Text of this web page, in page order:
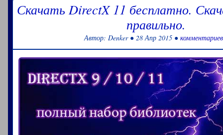
Скачать DirectX 11 бесплатно.
правильно.
Автор: Denker ● 28 Апр 2015 ●